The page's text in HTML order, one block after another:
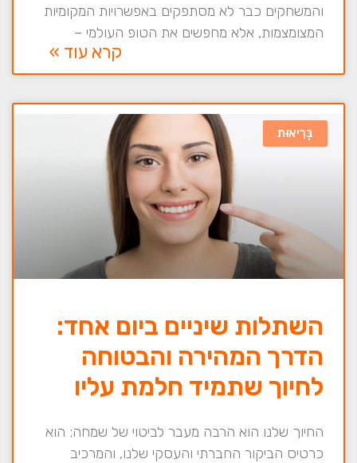
והמשחקים כבר לא מסתפקים באפשרויות המקומיות
המצומצמות, אלא מחפשים את הטופ העולמי –
קרא עוד »
בְּרִיאוּת
השתלות שיניים ביום אחד:
הדרך המהירה והבטוחה
לחיוך שתמיד חלמת עליו
החיוך שלנו הוא הרבה מעבר לביטוי של שמחה; הוא
כרטיס הביקור החברתי והעסקי שלנו, והמרכיב